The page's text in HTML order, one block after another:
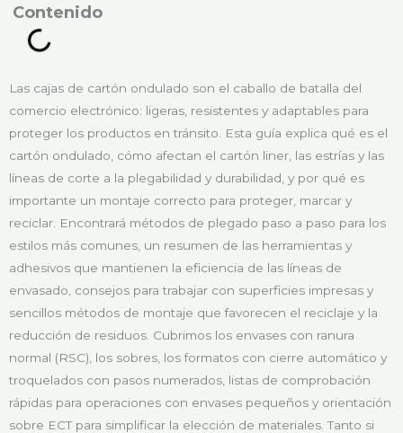
Las cajas de cartón ondulado son el caballo de batalla del
comercio electrónico: ligeras, resistentes y adaptables para
proteger los productos en tránsito. Esta guía explica qué es el
cartón ondulado, cómo afectan el cartón liner, las estrías y las
líneas de corte a la plegabilidad y durabilidad, y por qué es
importante un montaje correcto para proteger, marcar y
reciclar. Encontrará métodos de plegado paso a paso para los
estilos más comunes, un resumen de las herramientas y
adhesivos que mantienen la eficiencia de las líneas de
envasado, consejos para trabajar con superficies impresas y
sencillos métodos de montaje que favorecen el reciclaje y la
reducción de residuos. Cubrimos los envases con ranura
normal (RSC), los sobres, los formatos con cierre automático y
troquelados con pasos numerados, listas de comprobación
rápidas para operaciones con envases pequeños y orientación
sobre ECT para simplificar la elección de materiales. Tanto si